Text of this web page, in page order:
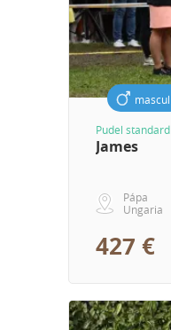
mascul
Pudel standard
James
Pápa
Ungaria
427 €